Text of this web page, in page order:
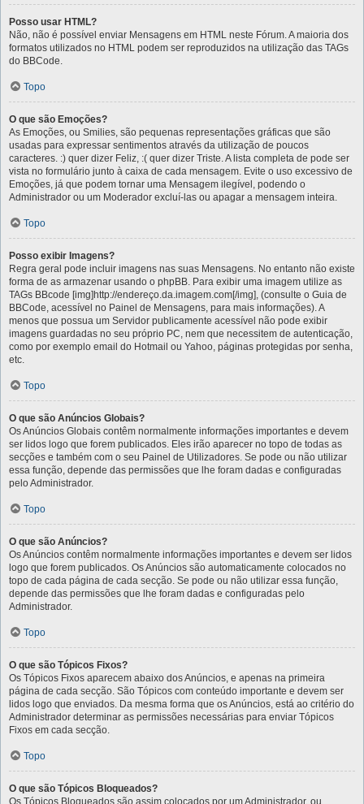
Posso usar HTML?
Não, não é possível enviar Mensagens em HTML neste Fórum. A maioria dos
formatos utilizados no HTML podem ser reproduzidos na utilização das TAGs
do BBCode.
Topo
O que são Emoções?
As Emoções, ou Smilies, são pequenas representações gráficas que são
usadas para expressar sentimentos através da utilização de poucos
caracteres. :) quer dizer Feliz, :( quer dizer Triste. A lista completa de pode ser
vista no formulário junto à caixa de cada mensagem. Evite o uso excessivo de
Emoções, já que podem tornar uma Mensagem ilegível, podendo o
Administrador ou um Moderador excluí-las ou apagar a mensagem inteira.
Topo
Posso exibir Imagens?
Regra geral pode incluir imagens nas suas Mensagens. No entanto não existe
forma de as armazenar usando o phpBB. Para exibir uma imagem utilize as
TAGs BBcode [img]http://endereço.da.imagem.com[/img], (consulte o Guia de
BBCode, acessível no Painel de Mensagens, para mais informações). A
menos que possua um Servidor publicamente acessível não pode exibir
imagens guardadas no seu próprio PC, nem que necessitem de autenticação,
como por exemplo email do Hotmail ou Yahoo, páginas protegidas por senha,
etc.
Topo
O que são Anúncios Globais?
Os Anúncios Globais contêm normalmente informações importantes e devem
ser lidos logo que forem publicados. Eles irão aparecer no topo de todas as
secções e também com o seu Painel de Utilizadores. Se pode ou não utilizar
essa função, depende das permissões que lhe foram dadas e configuradas
pelo Administrador.
Topo
O que são Anúncios?
Os Anúncios contêm normalmente informações importantes e devem ser lidos
logo que forem publicados. Os Anúncios são automaticamente colocados no
topo de cada página de cada secção. Se pode ou não utilizar essa função,
depende das permissões que lhe foram dadas e configuradas pelo
Administrador.
Topo
O que são Tópicos Fixos?
Os Tópicos Fixos aparecem abaixo dos Anúncios, e apenas na primeira
página de cada secção. São Tópicos com conteúdo importante e devem ser
lidos logo que enviados. Da mesma forma que os Anúncios, está ao critério do
Administrador determinar as permissões necessárias para enviar Tópicos
Fixos em cada secção.
Topo
O que são Tópicos Bloqueados?
Os Tópicos Bloqueados são assim colocados por um Administrador, ou